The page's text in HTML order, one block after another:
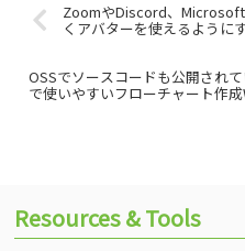
ZoomやDiscord、
くアバターを使えるように
OSSでソースコードも公開され
で使いやすいフローチャート作
Resources & Tools